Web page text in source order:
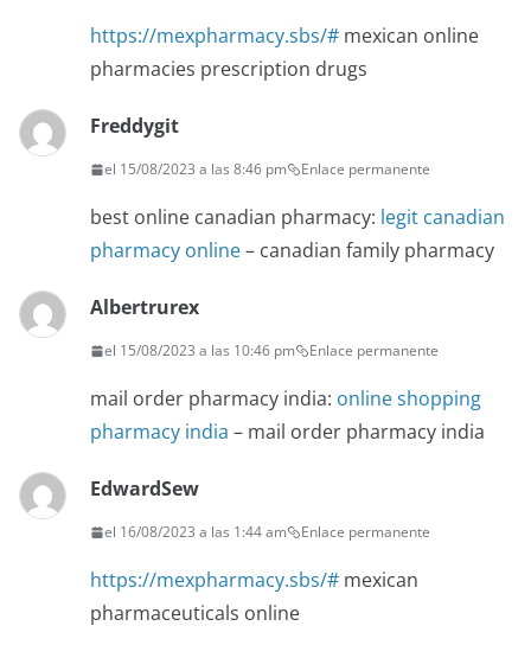
https://mexpharmacy.sbs/# mexican online
pharmacies prescription drugs
Freddygit
el 15/08/2023 a las 8:46 pm Enlace permanente
best online canadian pharmacy: legit canadian
pharmacy online– canadian family pharmacy
Albertrurex
el 15/08/2023 a las 10:46 pm Enlace permanente
mail order pharmacy india: online shopping
pharmacy india – mail order pharmacy india
EdwardSew
el 16/08/2023 a las 1:44 am Enlace permanente
https://mexpharmacy.sbs/# mexican
pharmaceuticals online